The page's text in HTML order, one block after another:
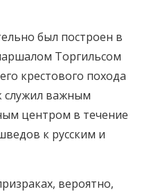
был построен в
Торгильсом
крестового похода
служил важным
центром в течение
к русским и
вероятно,